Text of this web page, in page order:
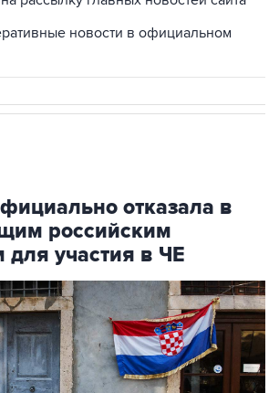
новости в официальном
отказала в
российским
для участия в ЧЕ